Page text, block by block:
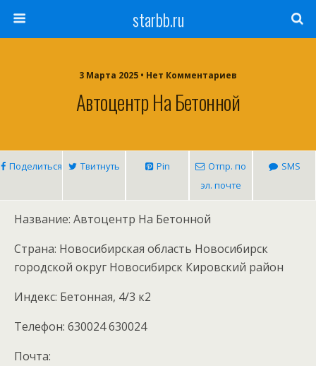
starbb.ru
3 Марта 2025 • Нет Комментариев
Автоцентр На Бетонной
Поделиться Твитнуть Pin
Отпр. по
эл. почте
SMS
Название: Автоцентр На Бетонной
Страна: Новосибирская область Новосибирск
городской округ Новосибирск Кировский район
Индекс: Бетонная, 4/3 к2
Телефон: 630024 630024
Почта: